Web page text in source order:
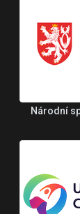
Národní